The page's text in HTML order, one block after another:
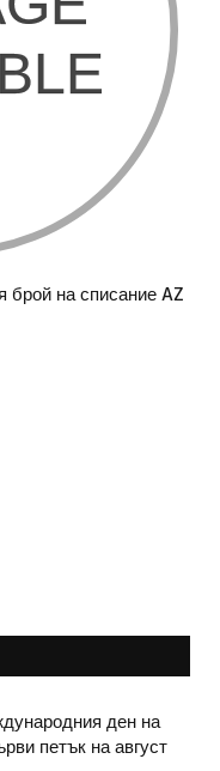
на списание AZ
ден на
петък на август